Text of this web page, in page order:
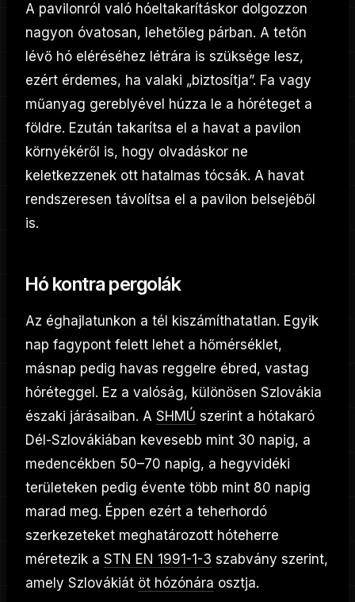
A pavilonról való hóeltakarításkor dolgozzon
nagyon óvatosan, lehetőleg párban. A tetőn
lévő hó eléréséhez létrára is szüksége lesz,
ezért érdemes, ha valaki „biztosítja”. Fa vagy
műanyag gereblyével húzza le a hóréteget a
földre. Ezután takarítsa el a havat a pavilon
környékéről is, hogy olvadáskor ne
keletkezzenek ott hatalmas tócsák. A havat
rendszeresen távolítsa el a pavilon belsejéből
is.
Hó kontra pergolák
Az éghajlatunkon a tél kiszámíthatatlan. Egyik
nap fagypont felett lehet a hőmérséklet,
másnap pedig havas reggelre ébred, vastag
hóréteggel. Ez a valóság, különösen Szlovákia
északi járásaiban. A SHMÚ szerint a hótakaró
Dél-Szlovákiában kevesebb mint 30 napig, a
medencékben 50–70 napig, a hegyvidéki
területeken pedig évente több mint 80 napig
marad meg. Éppen ezért a teherhordó
szerkezeteket meghatározott hóteherre
méretezik a STN EN 1991-1-3 szabvány szerint,
amely Szlovákiát öt hózónára osztja.